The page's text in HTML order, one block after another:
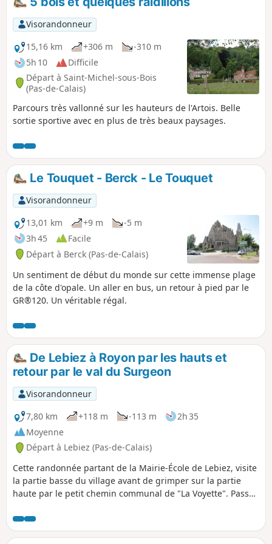
Visorandonneur
15,16 km
+306 m
-310 m
5h 10
Difficile
Départ à Saint-Michel-sous-Bois
(Pas-de-Calais)
Parcours très vallonné sur les hauteurs de l'Artois. Belle
sortie sportive avec en plus de très beaux paysages.
Le Touquet - Berck - Le Touquet
Visorandonneur
13,01 km
+9 m
-5 m
3h 45
Facile
Départ à Berck (Pas-de-Calais)
Un sentiment de début du monde sur cette immense plage
de la côte d'opale. Un aller en bus, un retour à pied par le
GR®120. Un véritable régal.
De Lebiez à Royon par les hauts et
retour par le val du Surgeon
Visorandonneur
7,80 km
+118 m -113 m
2h 35
Moyenne
Départ à Lebiez (Pas-de-Calais)
Cette randonnée partant de la Mairie-École de Lebiez, visite
la partie basse du village avant de grimper sur la partie
haute par le petit chemin communal de "La Voyette". Passez
redescend ensuite sur Royon où il retraverse la Créquoise
pour remonter en rive droite vers l'orée de la Forêt de